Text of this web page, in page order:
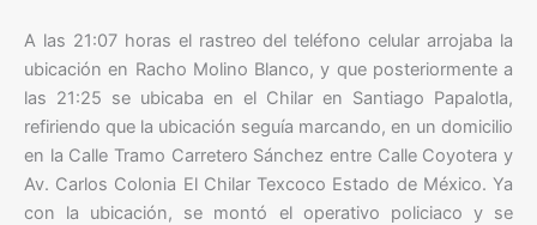
A las 21:07 horas el rastreo del teléfono celular arrojaba la
ubicación en Racho Molino Blanco, y que posteriormente a
las 21:25 se ubicaba en el Chilar en Santiago Papalotla,
refiriendo que la ubicación seguía marcando, en un domicilio
en la Calle Tramo Carretero Sánchez entre Calle Coyotera y
Av. Carlos Colonia El Chilar Texcoco Estado de México. Ya
con la ubicación, se montó el operativo policiaco y se